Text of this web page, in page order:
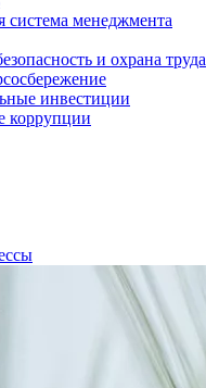
система менеджмента
и охрана труда
инвестиции
коррупции